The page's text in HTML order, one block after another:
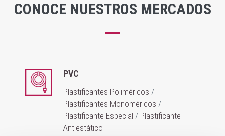
CONOCE NUESTROS MERCADOS
PVC
Plastificantes Poliméricos /
Plastificantes Monoméricos /
Plastificante Especial / Plastificante
Antiestático